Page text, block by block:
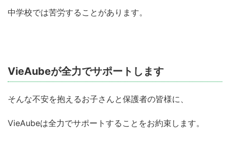
中学校では苦労することがあります。
VieAubeが全力でサポートします
そんな不安を抱えるお子さんと保護者の皆様に、
VieAubeは全力でサポートすることをお約束します。